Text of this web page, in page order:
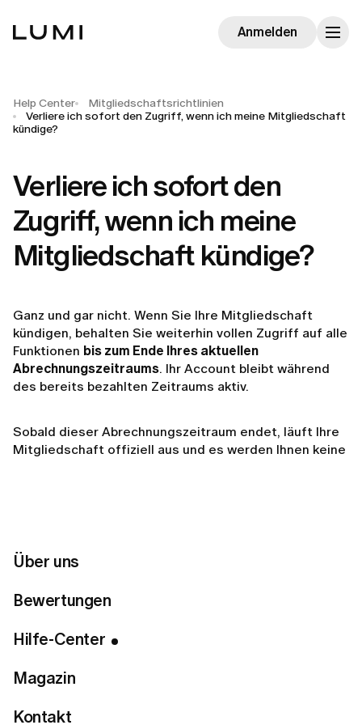
Über uns
Bewertungen
Hilfe-Center
Magazin
Kontakt
Anmelden
Help Center
Mitgliedschaftsrichtlinien
Verliere ich sofort den Zugriff, wenn ich meine Mitgliedschaft
kündige?
Verliere ich sofort den
Zugriff, wenn ich meine
Mitgliedschaft kündige?
Ganz und gar nicht. Wenn Sie Ihre Mitgliedschaft
kündigen, behalten Sie weiterhin vollen Zugriff auf alle
Funktionen bis zum Ende Ihres aktuellen
Abrechnungszeitraums. Ihr Account bleibt während
des bereits bezahlten Zeitraums aktiv.
Sobald dieser Abrechnungszeitraum endet, läuft Ihre
Mitgliedschaft offiziell aus und es werden Ihnen keine
Related articles
Wie kann ich meinen Mitgliedsstatus einsehen?
Wie kündigst du dein LUMI-Abo?